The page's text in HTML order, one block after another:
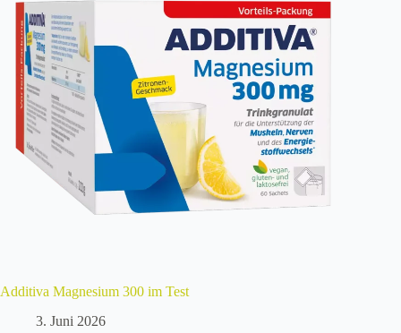
Additiva Magnesium 300 im Test
3. Juni 2026